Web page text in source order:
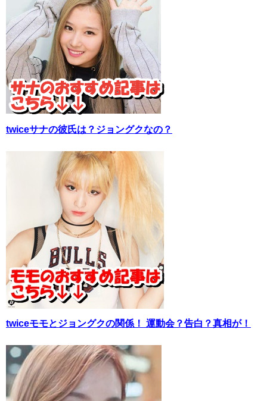
twiceサナの彼氏は？ジョングクなの？
twiceモモとジョングクの関係！ 運動会？告白？真相が！